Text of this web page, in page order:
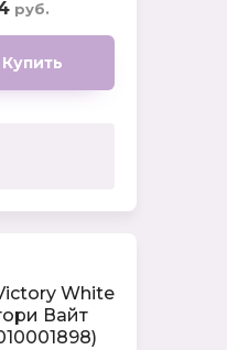
руб.
Купить
White
Вайт